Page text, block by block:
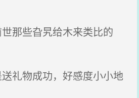
那些旮旯给木来类比的
礼物成功，好感度小小地